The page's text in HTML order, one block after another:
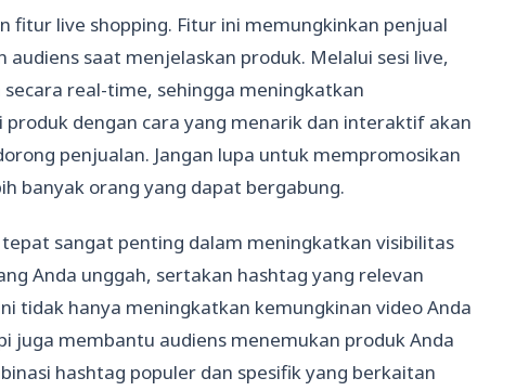
fitur live shopping. Fitur ini memungkinkan penjual
saat menjelaskan produk. Melalui sesi live,
real-time, sehingga meningkatkan
produk dengan cara yang menarik dan interaktif akan
penjualan. Jangan lupa untuk mempromosikan
banyak orang yang dapat bergabung.
sangat penting dalam meningkatkan visibilitas
Anda unggah, sertakan hashtag yang relevan
tidak hanya meningkatkan kemungkinan video Anda
juga membantu audiens menemukan produk Anda
hashtag populer dan spesifik yang berkaitan